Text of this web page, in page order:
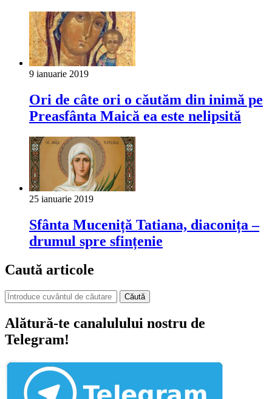
9 ianuarie 2019
Ori de câte ori o căutăm din inimă pe
Preasfânta Maică ea este nelipsită
25 ianuarie 2019
Sfânta Muceniță Tatiana, diaconița ‒
drumul spre sfințenie
Caută articole
Căută
Alătură-te canalulului nostru de
Telegram!